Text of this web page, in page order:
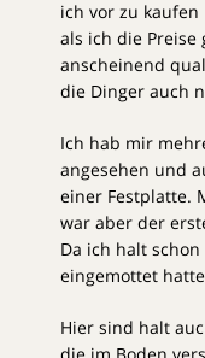
ich vor zu
als ich die Preise
anscheinend
die Dinger auch
Ich hab mir
angesehen und
einer Festplatte.
war aber der
Da ich halt
eingemottet
Hier sind halt
die im Boden